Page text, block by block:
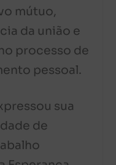
mútuo,
da união e
processo de
pessoal.
sua
de